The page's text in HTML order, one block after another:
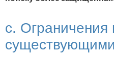
c. Ограничения